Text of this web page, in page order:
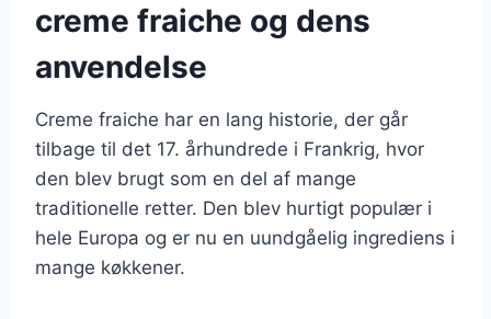
creme fraiche og dens
anvendelse
Creme fraiche har en lang historie, der går
tilbage til det 17. århundrede i Frankrig, hvor
den blev brugt som en del af mange
traditionelle retter. Den blev hurtigt populær i
hele Europa og er nu en uundgåelig ingrediens i
mange køkkener.